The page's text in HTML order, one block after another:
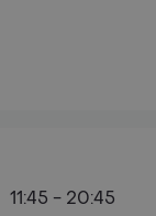
11:45 - 20:45